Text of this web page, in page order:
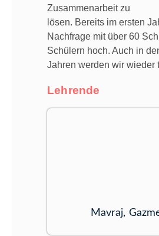
Zusammenarbeit zu
lösen. Bereits im ersten
Nachfrage mit über 60
Schülern hoch. Auch in
Jahren werden wir wieder
Lehrende
Mavraj,